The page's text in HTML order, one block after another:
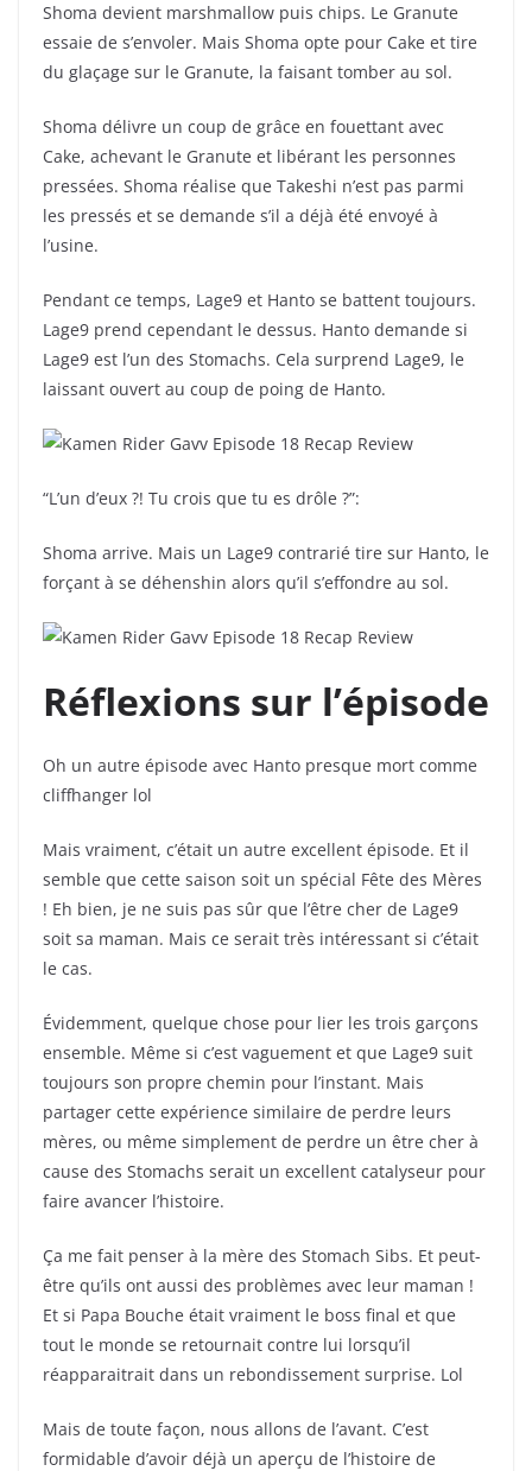
Shoma devient marshmallow puis chips. Le Granute
essaie de s’envoler. Mais Shoma opte pour Cake et tire
du glaçage sur le Granute, la faisant tomber au sol.
Shoma délivre un coup de grâce en fouettant avec
Cake, achevant le Granute et libérant les personnes
pressées. Shoma réalise que Takeshi n’est pas parmi
les pressés et se demande s’il a déjà été envoyé à
l’usine.
Pendant ce temps, Lage9 et Hanto se battent toujours.
Lage9 prend cependant le dessus. Hanto demande si
Lage9 est l’un des Stomachs. Cela surprend Lage9, le
laissant ouvert au coup de poing de Hanto.
“L’un d’eux ?! Tu crois que tu es drôle ?”:
Shoma arrive. Mais un Lage9 contrarié tire sur Hanto, le
forçant à se déhenshin alors qu’il s’effondre au sol.
Réflexions sur l’épisode
Oh un autre épisode avec Hanto presque mort comme
cliffhanger lol
Mais vraiment, c’était un autre excellent épisode. Et il
semble que cette saison soit un spécial Fête des Mères
! Eh bien, je ne suis pas sûr que l’être cher de Lage9
soit sa maman. Mais ce serait très intéressant si c’était
le cas.
Évidemment, quelque chose pour lier les trois garçons
ensemble. Même si c’est vaguement et que Lage9 suit
toujours son propre chemin pour l’instant. Mais
partager cette expérience similaire de perdre leurs
mères, ou même simplement de perdre un être cher à
cause des Stomachs serait un excellent catalyseur pour
faire avancer l’histoire.
Ça me fait penser à la mère des Stomach Sibs. Et peut-
être qu’ils ont aussi des problèmes avec leur maman !
Et si Papa Bouche était vraiment le boss final et que
tout le monde se retournait contre lui lorsqu’il
réapparaitrait dans un rebondissement surprise. Lol
Mais de toute façon, nous allons de l’avant. C’est
formidable d’avoir déjà un aperçu de l’histoire de